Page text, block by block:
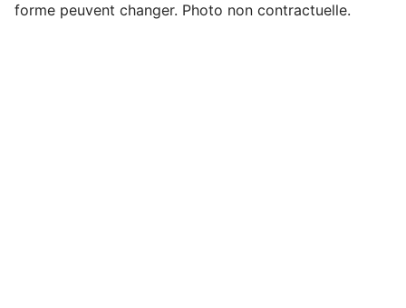
forme peuvent changer. Photo non contractuelle.